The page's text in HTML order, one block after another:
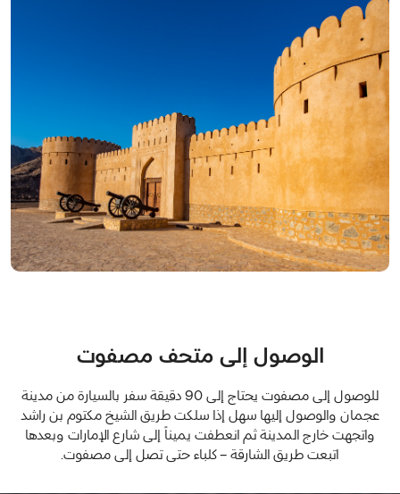
الوصول إلى متحف مصفوت
للوصول إلى مصفوت يحتاج إلى 90 دقيقة سفر بالسيارة من مدينة
عجمان والوصول إليها سهل إذا سلكت طريق الشيخ مكتوم بن راشد
واتجهت خارج المدينة ثم انعطفت يميناً إلى شارع الإمارات وبعدها
اتبعت طريق الشارقة – كلباء حتى تصل إلى مصفوت.